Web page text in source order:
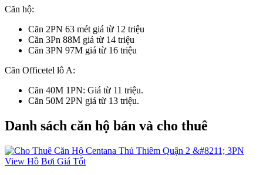
Căn hộ:
Căn 2PN 63 mét giá từ 12 triệu
Căn 3Pn 88M giá từ 14 triệu
Căn 3PN 97M giá từ 16 triệu
Căn Officetel lô A:
Căn 40M 1PN: Giá từ 11 triệu.
Căn 50M 2PN giá từ 13 triệu.
Danh sách căn hộ bán và cho thuê